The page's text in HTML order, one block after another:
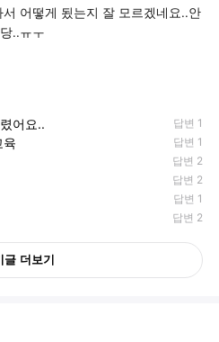
어떻게 됬는지 잘 모르겠네요..안
..ㅠㅜ
어요.. 답변 1
육 답변 1
답변 2
답변 2
답변 1
답변 2
글 더보기